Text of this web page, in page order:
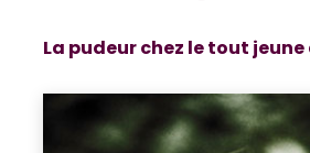
La pudeur chez le tout